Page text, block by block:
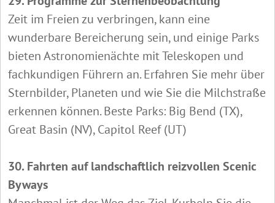
Zeit im Freien zu verbringen, kann eine
wunderbare Bereicherung sein, und einige Parks
bieten Astronomienächte mit Teleskopen und
fachkundigen Führern an. Erfahren Sie mehr über
Sternbilder, Planeten und wie Sie die Milchstraße
erkennen können. Beste Parks: Big Bend (TX),
Great Basin (NV), Capitol Reef (UT)
30. Fahrten auf landschaftlich reizvollen Scenic
Byways